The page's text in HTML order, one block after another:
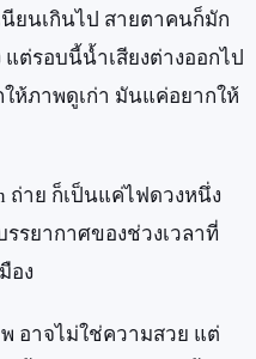
ยนเกินไป สายตาคนก็มัก
ต่รอบนี้น้ำเสียงต่างออกไป
ห้ภาพดูเก่า มันแค่อยากให้
ถ่าย ก็เป็นแค่ไฟดวงหนึ่ง
รยากาศของช่วงเวลาที่
อง
อาจไม่ใช่ความสวย แต่